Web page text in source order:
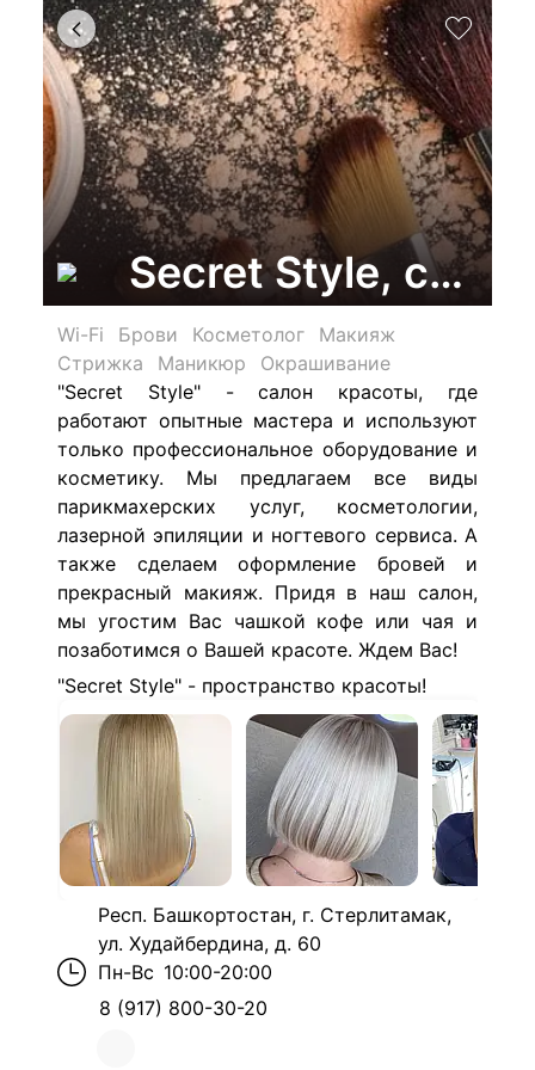
Secret Style,
Wi-Fi Брови Косметолог
Макияж
Стрижка
Маникюр
Окрашивание
"Secret Style" - салон красоты, где
работают опытные мастера и используют
только профессиональное оборудование и
косметику. Мы предлагаем все виды
парикмахерских услуг, косметологии,
лазерной эпиляции и ногтевого сервиса. А
также сделаем оформление бровей и
прекрасный макияж. Придя в наш салон,
мы угостим Вас чашкой кофе или чая и
позаботимся о Вашей красоте. Ждем Вас!
"Secret Style" - пространство красоты!
Респ. Башкортостан, г. Стерлитамак,
ул. Худайбердина, д. 60
Пн-Вс 10:00-20:00
8 (917) 800-30-20